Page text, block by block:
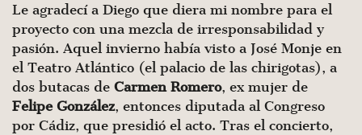
Le agradecí a Diego que diera mi nombre para el
proyecto con una mezcla de irresponsabilidad y
pasión. Aquel invierno había visto a José Monje en
el Teatro Atlántico (el palacio de las chirigotas), a
dos butacas de Carmen Romero, ex mujer de
Felipe González, entonces diputada al Congreso
por Cádiz, que presidió el acto. Tras el concierto,